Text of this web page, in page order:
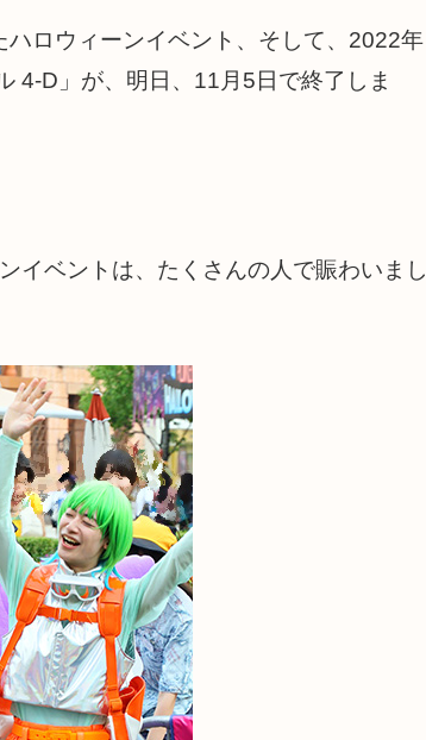
ロウィーンイベント、そして、2022年
4-D」が、明日、11月5日で終了しま
イベントは、たくさんの人で賑わいまし